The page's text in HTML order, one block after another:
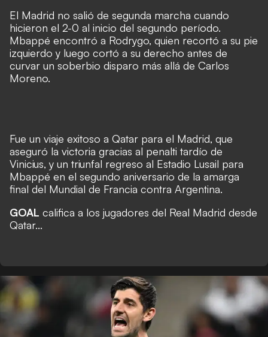
El Madrid no salió de segunda marcha cuando
hicieron el 2-0 al inicio del segundo período.
Mbappé encontró a Rodrygo, quien recortó a su pie
izquierdo y luego cortó a su derecho antes de
curvar un soberbio disparo más allá de Carlos
Moreno.
Fue un viaje exitoso a Qatar para el Madrid, que
aseguró la victoria gracias al penalti tardío de
Vinicius, y un triunfal regreso al Estadio Lusail para
Mbappé en el segundo aniversario de la amarga
final del Mundial de Francia contra Argentina.
GOAL califica a los jugadores del Real Madrid desde
Qatar...